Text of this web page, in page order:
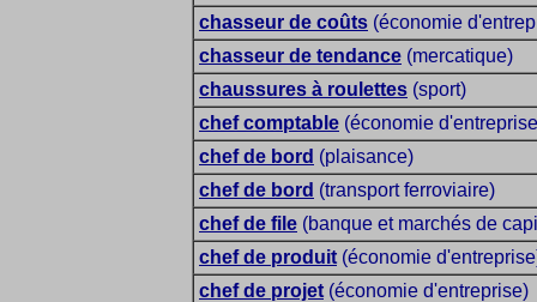
chasseur de coûts (économie
chasseur de tendance (mercatique)
chaussures à roulettes (sport)
chef comptable (économie
chef de bord (plaisance)
chef de bord (transport ferroviaire)
chef de file (banque et marchés de
chef de produit (économie
chef de projet (économie d'entreprise)